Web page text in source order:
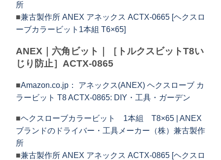
所
■兼古製作所 ANEX アネックス ACTX-0665 [ヘクスロ
ーブカラービット1本組 T6×65]
ANEX｜六角ビット｜［トルクスビットT8い
じり防止］ACTX-0865
■Amazon.co.jp： アネックス(ANEX) ヘクスローブ カ
ラービット T8 ACTX-0865: DIY・工具・ガーデン
■ヘクスローブカラービット 1本組 T8×65 | ANEX
ブランドのドライバー・工具メーカー（株）兼古製作
所
■兼古製作所 ANEX アネックス ACTX-0865 [ヘクスロ